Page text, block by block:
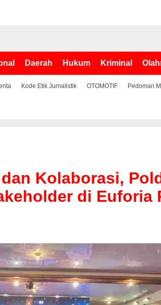
Daerah Hukum Kriminal
Kode Etik Jurnalistik OTOMOTIF Pedoman
Kolaborasi,
di Euforia